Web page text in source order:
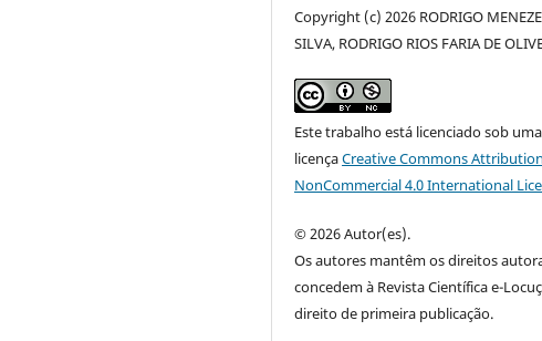
Copyright (c) 2026 RODRIGO
SILVA, RODRIGO RIOS FARIA DE
Este trabalho está licenciado sob uma
licençaCreative Commons
NonCommercial 4.0 International
© 2026 Autor(es).
Os autores mantêm os direitos
concedem à Revista Científica e-
direito de primeira publicação.